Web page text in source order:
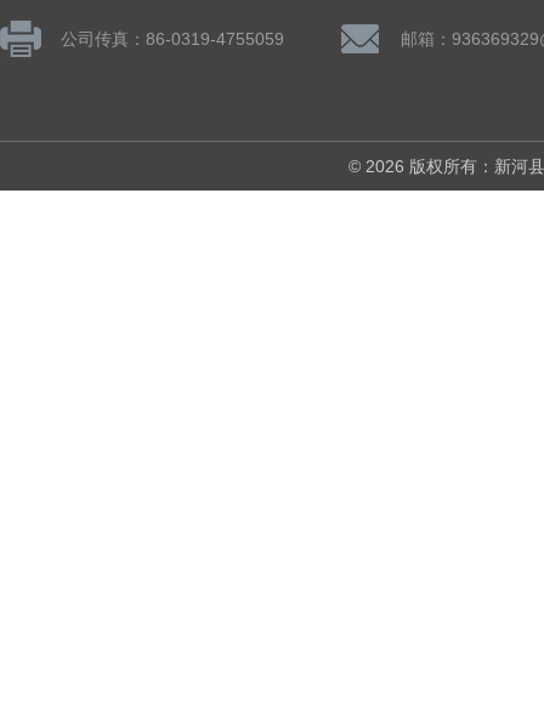
公司传真：86-0319-4755059 邮箱：
© 2026 版权所有：新河